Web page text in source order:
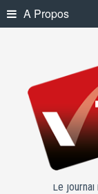
Skip
to
A Propos
Le